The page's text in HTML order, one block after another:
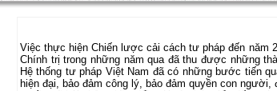
Việc thực hiện Chiến lược cải cách tư pháp đến năm
Chính trị trong những năm qua đã thu được những
Hệ thống tư pháp Việt Nam đã có những bước tiến
hiện đại, bảo đảm công lý, bảo đảm quyền con